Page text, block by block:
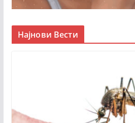
Најнови Вести